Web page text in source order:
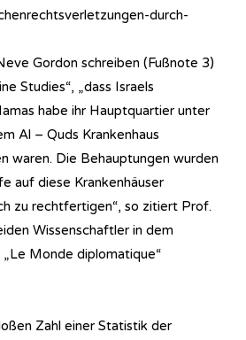
durch-
Gordon schreiben (Fußnote 3)
Studies“, „dass Israels
habe ihr Hauptquartier unter
Al – Quds Krankenhaus
waren. Die Behauptungen wurden
auf diese Krankenhäuser
zu rechtfertigen“, so zitiert Prof.
Wissenschaftler in dem
Monde diplomatique“
Zahl einer Statistik der